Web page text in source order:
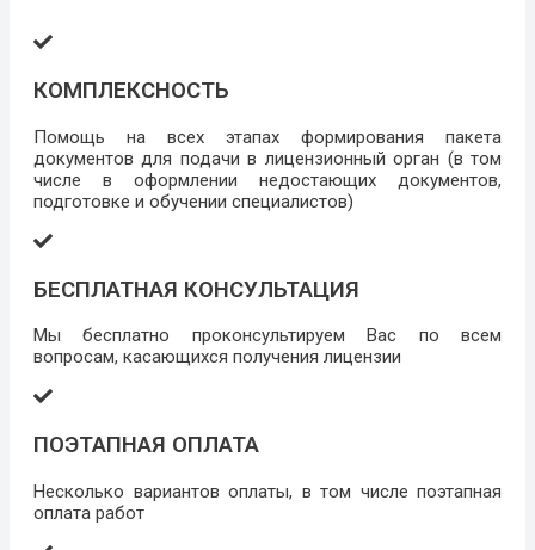
КОМПЛЕКСНОСТЬ
Помощь на всех этапах формирования пакета
документов для подачи в лицензионный орган (в том
числе в оформлении недостающих документов,
подготовке и обучении специалистов)
БЕСПЛАТНАЯ КОНСУЛЬТАЦИЯ
Мы бесплатно проконсультируем Вас по всем
вопросам, касающихся получения лицензии
ПОЭТАПНАЯ ОПЛАТА
Несколько вариантов оплаты, в том числе поэтапная
оплата работ